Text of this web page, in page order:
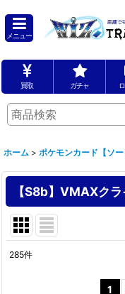
メニュー
買取 ガチャ
ホーム > ポケモンカード【ソー
【S8b】VMAXク
285件
1